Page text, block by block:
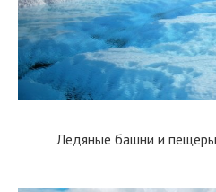
Ледяные башни и